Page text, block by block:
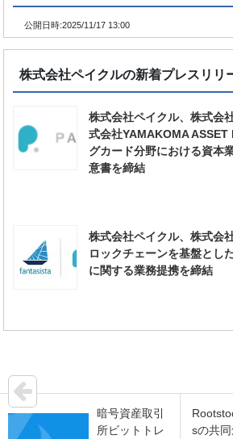
公開日時:2025/11/17 13:00
株式会社ペイクルの新着プレスリリ
株式会社ペイクル、株式会
式会社YAMAKOMA
グカード分野における資本
意書を締結
株式会社ペイクル、株式会
ロックチェーンを基盤とし
に関する業務提携を締結
暗号資産取引
所ビットトレ
sの共